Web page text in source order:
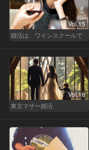
Vol.15
婚活は、ワインスクールで
Vol.16
東京マザー婚活